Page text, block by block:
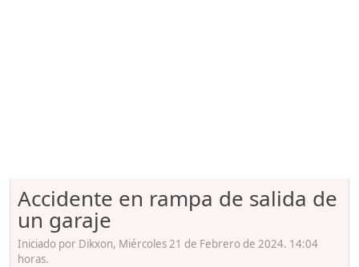
Accidente en rampa de salida de
un garaje
Iniciado por Dikxon, Miércoles 21 de Febrero de 2024. 14:04
horas.